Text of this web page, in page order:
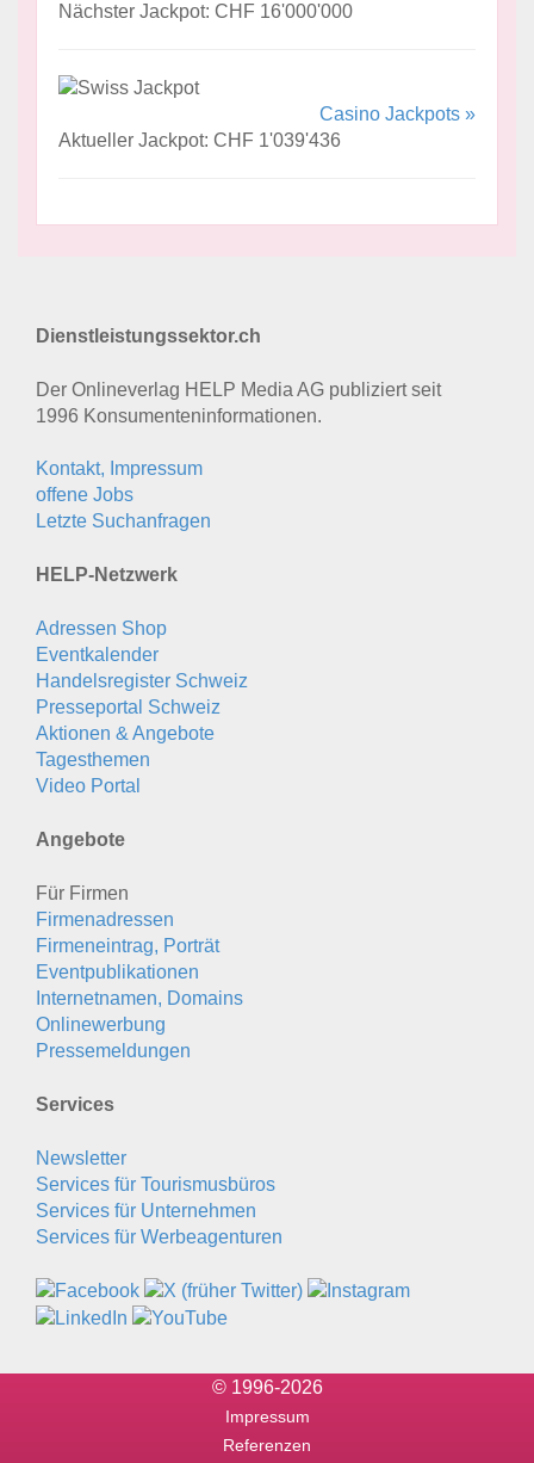
Nächster Jackpot: CHF 16'000'000
Casino Jackpots »
Aktueller Jackpot: CHF 1'039'436
Dienstleistungssektor.ch
Der Onlineverlag HELP Media AG publiziert seit
1996 Konsumenten­informationen.
Kontakt, Impressum
offene Jobs
Letzte Suchanfragen
HELP-Netzwerk
Adressen Shop
Eventkalender
Handelsregister Schweiz
Presseportal Schweiz
Aktionen & Angebote
Tagesthemen
Video Portal
Angebote
Für Firmen
Firmenadressen
Firmeneintrag, Porträt
Eventpublikationen
Internetnamen, Domains
Onlinewerbung
Pressemeldungen
Services
Newsletter
Services für Tourismusbüros
Services für Unternehmen
Services für Werbeagenturen
© 1996-2026
Impressum
Referenzen